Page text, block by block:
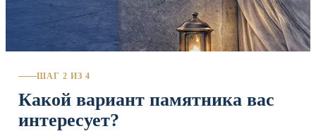
ШАГ 2 ИЗ 4
Какой вариант памятника вас
интересует?